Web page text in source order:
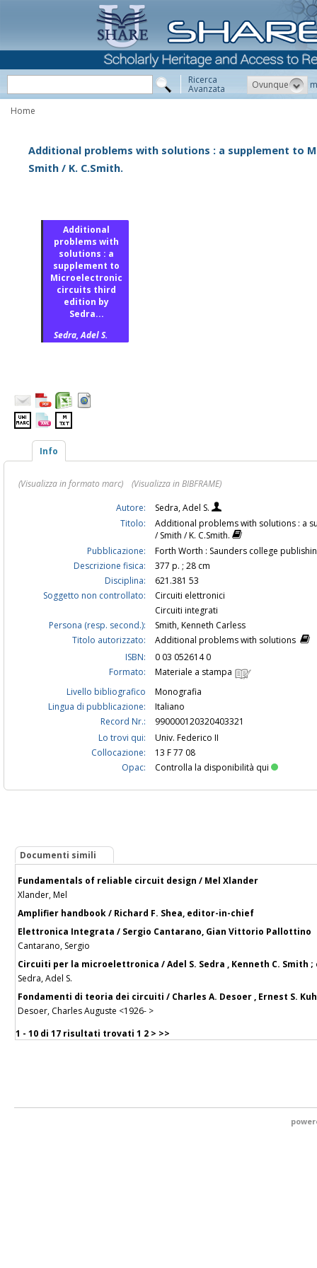
Ricerca
Avanzata Ovunque
Home
Additional problems with solutions : a supplement to
Smith / K. C.Smith.
Additional
problems with
solutions : a
supplement to
Microelectronic
circuits third
edition by
Sedra...
Sedra, Adel S.
Info
(Visualizza in formato marc)
(Visualizza in BIBFRAME)
Autore:
Sedra, Adel S.
Titolo:
Additional problems with solutions : a
/ Smith / K. C.Smith.
Pubblicazione:
Forth Worth : Saunders college
Descrizione fisica:
377 p. ; 28 cm
Disciplina:
621.381 53
Soggetto non controllato:
Circuiti elettronici
Circuiti integrati
Persona (resp. second.):
Smith, Kenneth Carless
Titolo autorizzato:
Additional problems with solutions
ISBN:
0 03 052614 0
Formato:
Materiale a stampa
Livello bibliografico
Monografia
Lingua di pubblicazione:
Italiano
Record Nr.:
990000120320403321
Lo trovi qui:
Univ. Federico II
Collocazione:
13 F 77 08
Opac:
Controlla la disponibilità qui
Documenti simili
Fundamentals of reliable circuit design / Mel Xlander
Xlander, Mel
Amplifier handbook / Richard F. Shea, editor-in-chief
Elettronica Integrata / Sergio Cantarano, Gian Vittorio Pallottino
Cantarano, Sergio
Circuiti per la microelettronica / Adel S. Sedra , Kenneth C. Smith
Sedra, Adel S.
Fondamenti di teoria dei circuiti / Charles A. Desoer , Ernest S.
Desoer, Charles Auguste <1926- >
1 - 10 di 17 risultati trovati 1 2 > >>